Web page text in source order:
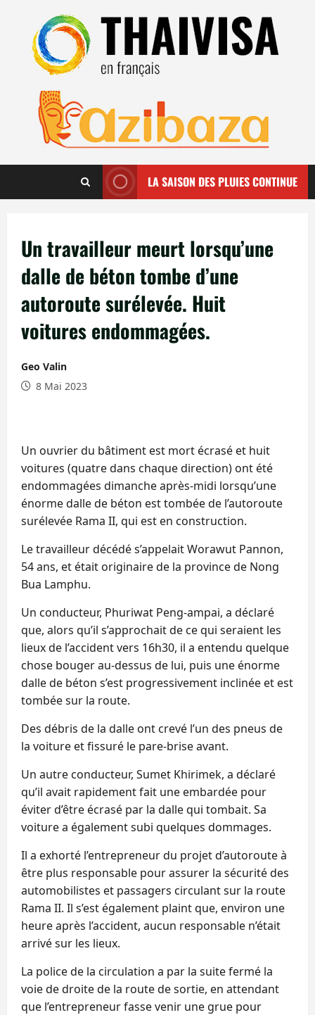
contenu
LA SAISON DES PLUIES CONTINUE
Un travailleur meurt lorsqu’une
dalle de béton tombe d’une
autoroute surélevée. Huit
voitures endommagées.
Geo Valin
8 Mai 2023
Un ouvrier du bâtiment est mort écrasé et huit
voitures (quatre dans chaque direction) ont été
endommagées dimanche après-midi lorsqu’une
énorme dalle de béton est tombée de l’autoroute
surélevée Rama II, qui est en construction.
Le travailleur décédé s’appelait Worawut Pannon,
54 ans, et était originaire de la province de Nong
Bua Lamphu.
Un conducteur, Phuriwat Peng-ampai, a déclaré
que, alors qu’il s’approchait de ce qui seraient les
lieux de l’accident vers 16h30, il a entendu quelque
chose bouger au-dessus de lui, puis une énorme
dalle de béton s’est progressivement inclinée et est
tombée sur la route.
Des débris de la dalle ont crevé l’un des pneus de
la voiture et fissuré le pare-brise avant.
Un autre conducteur, Sumet Khirimek, a déclaré
qu’il avait rapidement fait une embardée pour
éviter d’être écrasé par la dalle qui tombait. Sa
voiture a également subi quelques dommages.
Il a exhorté l’entrepreneur du projet d’autoroute à
être plus responsable pour assurer la sécurité des
automobilistes et passagers circulant sur la route
Rama II. Il s’est également plaint que, environ une
heure après l’accident, aucun responsable n’était
arrivé sur les lieux.
La police de la circulation a par la suite fermé la
voie de droite de la route de sortie, en attendant
que l’entrepreneur fasse venir une grue pour